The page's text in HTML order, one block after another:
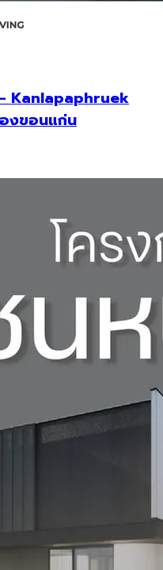
Kanlapaphruek
งขอนแก่น